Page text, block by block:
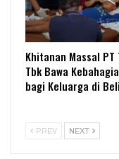
Khitanan Massal PT
Tbk Bawa
bagi Keluarga di
PREV NEXT